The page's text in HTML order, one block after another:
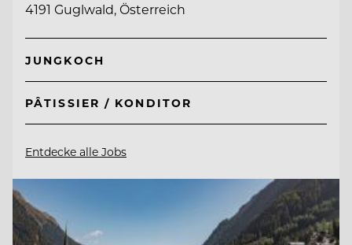
4191 Guglwald, Österreich
JUNGKOCH
PÂTISSIER / KONDITOR
Entdecke alle Jobs